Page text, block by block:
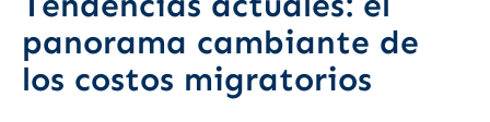
panorama cambiante de
los costos migratorios